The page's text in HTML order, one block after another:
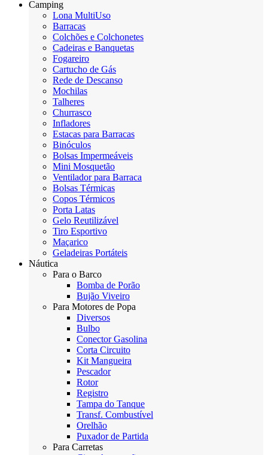
Camping
Lona MultiUso
Barracas
Colchões e Colchonetes
Cadeiras e Banquetas
Fogareiro
Cartucho de Gás
Rede de Descanso
Mochilas
Talheres
Churrasco
Infladores
Estacas para Barracas
Binóculos
Bolsas Impermeáveis
Mini Mosquetão
Ventilador para Barraca
Bolsas Térmicas
Copos Térmicos
Porta Latas
Gelo Reutilizável
Tiro Esportivo
Maçarico
Geladeiras Portáteis
Náutica
Para o Barco
Bomba de Porão
Bujão Viveiro
Para Motores de Popa
Diversos
Bulbo
Conector Gasolina
Corta Circuito
Kit Mangueira
Pescador
Rotor
Registro
Tampa do Tanque
Transf. Combustível
Orelhão
Puxador de Partida
Para Carretas